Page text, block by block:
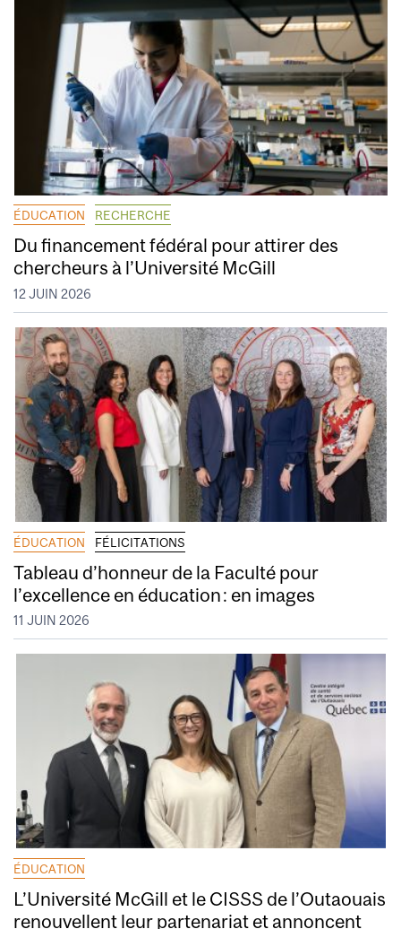
ÉDUCATION RECHERCHE
Du financement fédéral pour attirer des
chercheurs à l’Université McGill
12 JUIN 2026
ÉDUCATION FÉLICITATIONS
Tableau d’honneur de la Faculté pour
l’excellence en éducation : en images
11 JUIN 2026
ÉDUCATION
L’Université McGill et le CISSS de l’Outaouais
renouvellent leur partenariat et annoncent